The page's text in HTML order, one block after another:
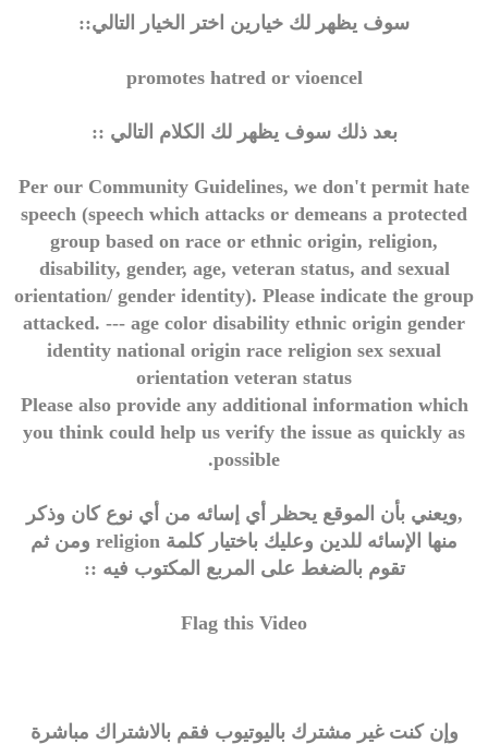
سوف يظهر لك خيارين اختر الخيار التالي::
promotes hatred or vioencel
بعد ذلك سوف يظهر لك الكلام التالي ::
Per our Community Guidelines, we don't permit hate
speech (speech which attacks or demeans a protected
group based on race or ethnic origin, religion,
disability, gender, age, veteran status, and sexual
orientation/ gender identity). Please indicate the group
attacked. --- age color disability ethnic origin gender
identity national origin race religion sex sexual
orientation veteran status
Please also provide any additional information which
you think could help us verify the issue as quickly as
possible.
,ويعني بأن الموقع يحظر أي إسائه من أي نوع كان وذكر
منها الإسائه للدين وعليك باختيار كلمة religion ومن ثم
تقوم بالضغط على المربع المكتوب فيه ::
Flag this Video
وإن كنت غير مشترك باليوتيوب فقم بالاشتراك مباشرة